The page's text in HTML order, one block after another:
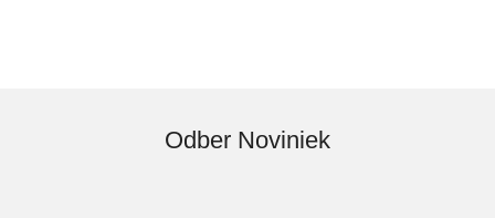
Odber Noviniek